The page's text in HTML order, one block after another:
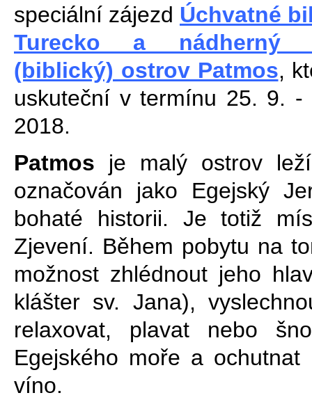
speciální zájezd Úchvatné
Turecko a nádherný
(biblický) ostrov Patmos,
uskuteční v termínu 25. 9. -
2018.
Patmos je malý ostrov
označován jako Egejský
bohaté historii. Je totiž
Zjevení. Během pobytu na
možnost zhlédnout jeho
klášter sv. Jana),
relaxovat, plavat nebo
Egejského moře a
víno.